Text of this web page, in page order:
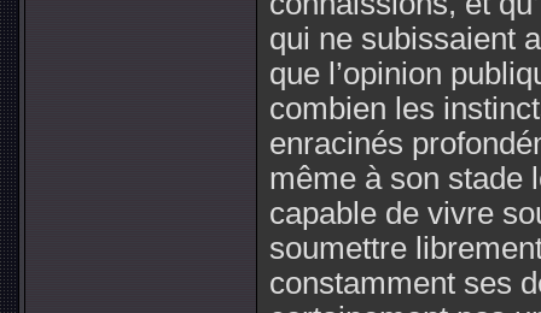
qui ne subissaient
que l’opinion
combien les
enracinés
même à son stade
capable de vivre
soumettre
constamment ses